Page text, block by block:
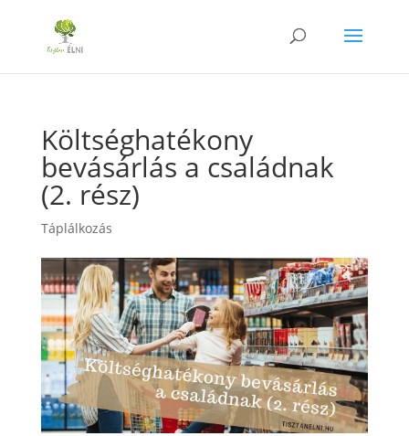
Költséghatékony
bevásárlás a családnak
(2. rész)
Táplálkozás